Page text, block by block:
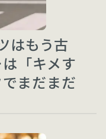
はもう古
「キメす
まだまだ